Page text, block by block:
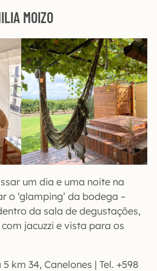
MOIZO
um dia e uma noite na
o ‘glamping’ da bodega –
da sala de degustações,
jacuzzi e vista para os
5 km 34, Canelones | Tel. +598